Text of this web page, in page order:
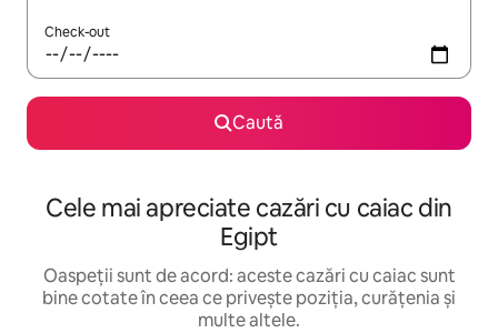
Check-out
Caută
Cele mai apreciate cazări cu caiac din
Egipt
Oaspeții sunt de acord: aceste cazări cu caiac sunt
bine cotate în ceea ce privește poziția, curățenia și
multe altele.